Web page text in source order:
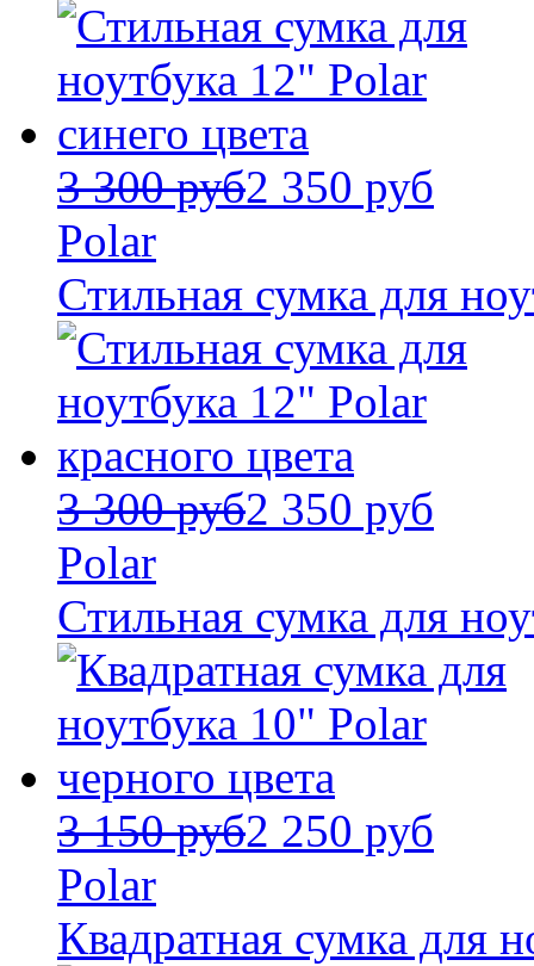
3 300 руб2 350 руб
Polar
Стильная сумка для
3 300 руб2 350 руб
Polar
Стильная сумка для
3 150 руб2 250 руб
Polar
Квадратная сумка для